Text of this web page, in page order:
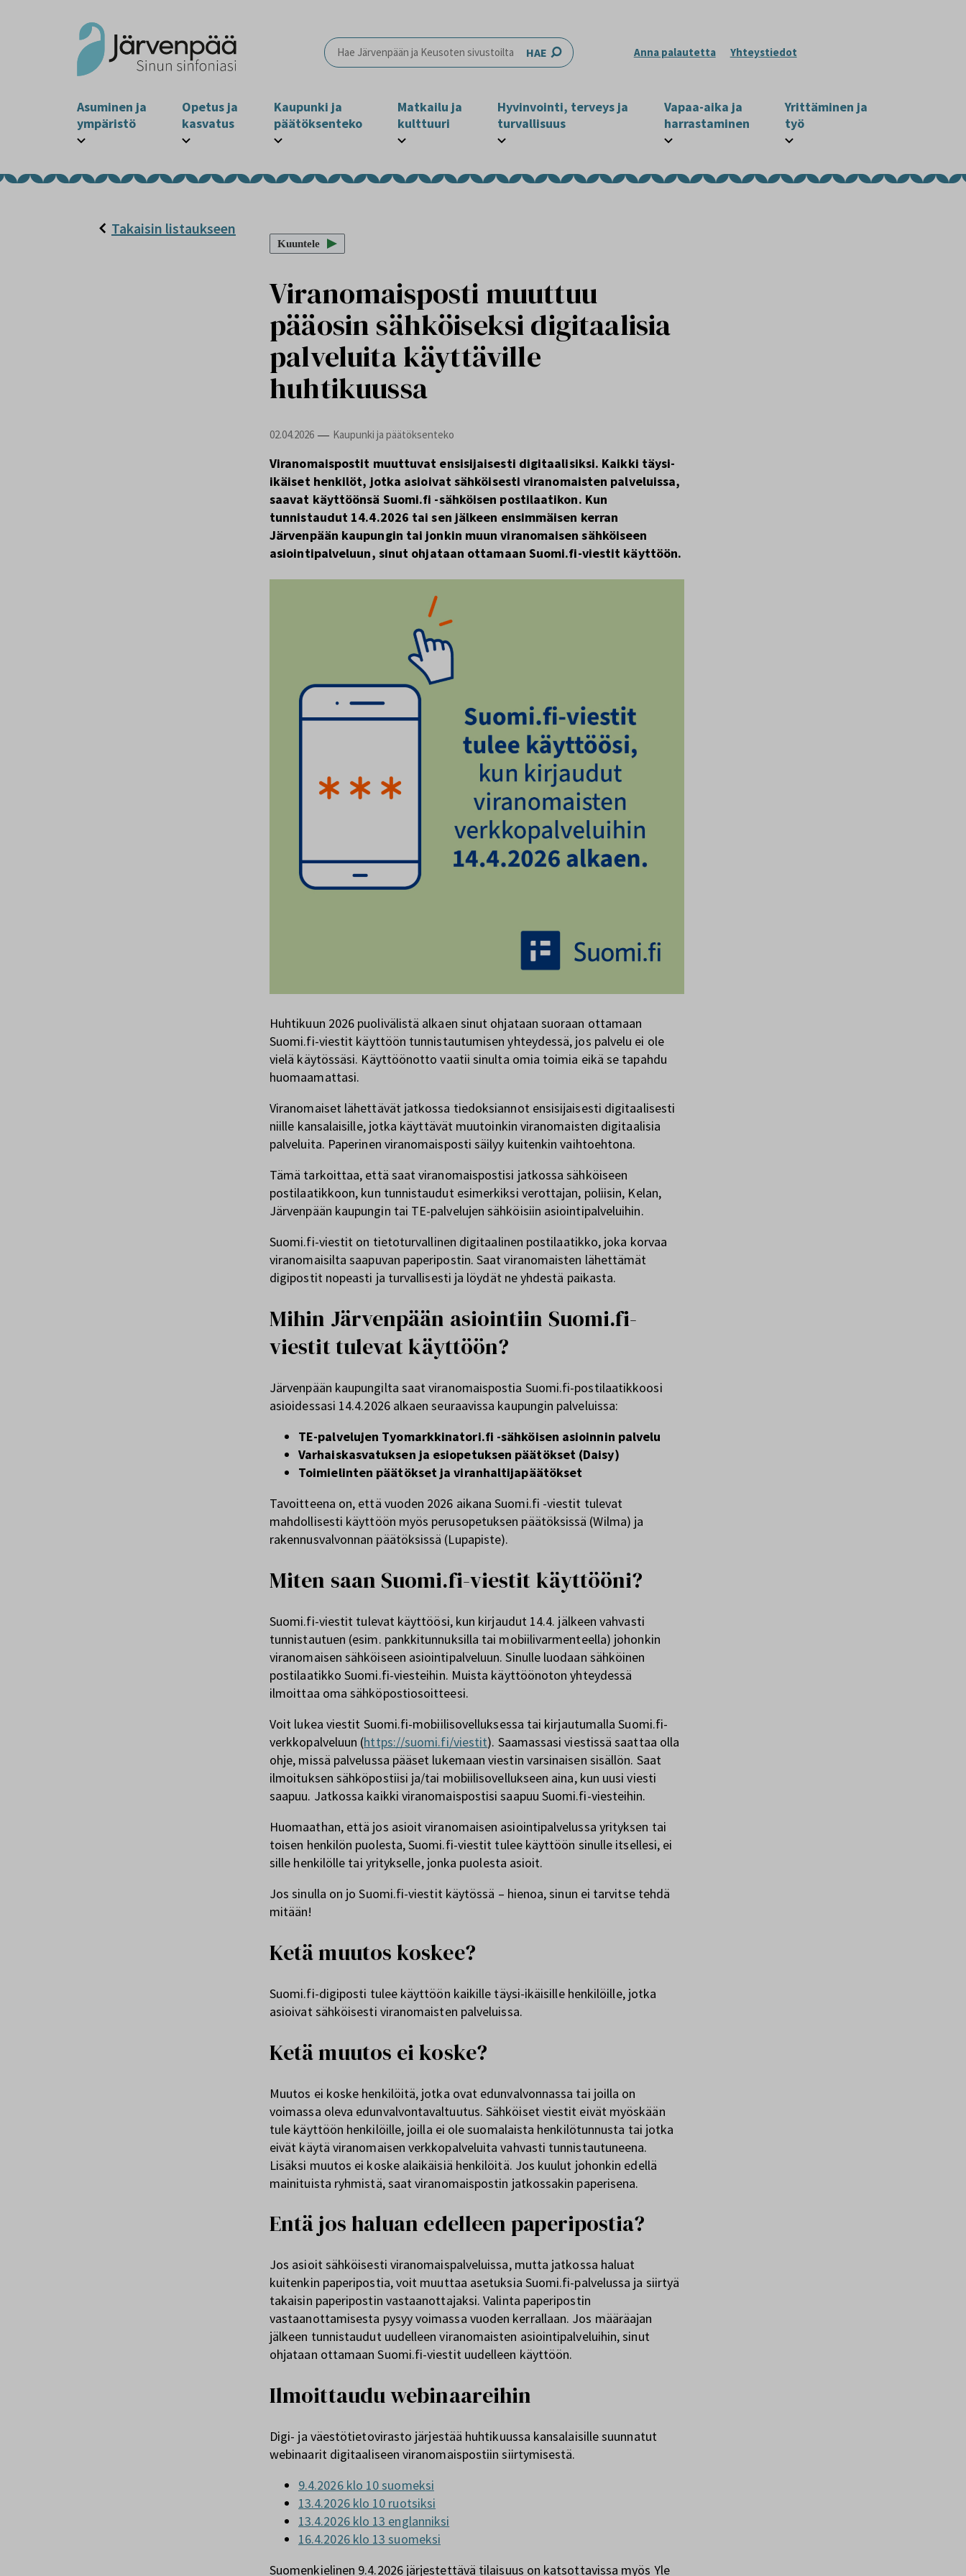
HAE Anna palautetta Yhteystiedot
Asuminen ja
ympäristö
Opetus ja
kasvatus
Kaupunki ja
päätöksenteko
Matkailu ja
kulttuuri
Hyvinvointi, terveys ja
turvallisuus
Vapaa-aika ja
harrastaminen
Yrittäminen ja
työ
Takaisin listaukseen
Kuuntele
Viranomaisposti muuttuu
pääosin sähköiseksi digitaalisia
palveluita käyttäville
huhtikuussa
02.04.2026 — Kaupunki ja päätöksenteko
Viranomaispostit muuttuvat ensisijaisesti digitaalisiksi. Kaikki täysi-
ikäiset henkilöt, jotka asioivat sähköisesti viranomaisten palveluissa,
saavat käyttöönsä Suomi.fi -sähköisen postilaatikon. Kun
tunnistaudut 14.4.2026 tai sen jälkeen ensimmäisen kerran
Järvenpään kaupungin tai jonkin muun viranomaisen sähköiseen
asiointipalveluun, sinut ohjataan ottamaan Suomi.fi-viestit käyttöön.
Huhtikuun 2026 puolivälistä alkaen sinut ohjataan suoraan ottamaan
Suomi.fi-viestit käyttöön tunnistautumisen yhteydessä, jos palvelu ei ole
vielä käytössäsi. Käyttöönotto vaatii sinulta omia toimia eikä se tapahdu
huomaamattasi.
Viranomaiset lähettävät jatkossa tiedoksiannot ensisijaisesti digitaalisesti
niille kansalaisille, jotka käyttävät muutoinkin viranomaisten digitaalisia
palveluita. Paperinen viranomaisposti säilyy kuitenkin vaihtoehtona.
Tämä tarkoittaa, että saat viranomaispostisi jatkossa sähköiseen
postilaatikkoon, kun tunnistaudut esimerkiksi verottajan, poliisin, Kelan,
Järvenpään kaupungin tai TE-palvelujen sähköisiin asiointipalveluihin.
Suomi.fi-viestit on tietoturvallinen digitaalinen postilaatikko, joka korvaa
viranomaisilta saapuvan paperipostin. Saat viranomaisten lähettämät
digipostit nopeasti ja turvallisesti ja löydät ne yhdestä paikasta.
Mihin Järvenpään asiointiin Suomi.fi-
viestit tulevat käyttöön?
Järvenpään kaupungilta saat viranomaispostia Suomi.fi-postilaatikkoosi
asioidessasi 14.4.2026 alkaen seuraavissa kaupungin palveluissa:
TE-palvelujen Tyomarkkinatori.fi -sähköisen asioinnin palvelu
Varhaiskasvatuksen ja esiopetuksen päätökset (Daisy)
Toimielinten päätökset ja viranhaltijapäätökset
Tavoitteena on, että vuoden 2026 aikana Suomi.fi -viestit tulevat
mahdollisesti käyttöön myös perusopetuksen päätöksissä (Wilma) ja
rakennusvalvonnan päätöksissä (Lupapiste).
Miten saan Suomi.fi-viestit käyttööni?
Suomi.fi-viestit tulevat käyttöösi, kun kirjaudut 14.4. jälkeen vahvasti
tunnistautuen (esim. pankkitunnuksilla tai mobiilivarmenteella) johonkin
viranomaisen sähköiseen asiointipalveluun. Sinulle luodaan sähköinen
postilaatikko Suomi.fi-viesteihin. Muista käyttöönoton yhteydessä
ilmoittaa oma sähköpostiosoitteesi.
Voit lukea viestit Suomi.fi-mobiilisovelluksessa tai kirjautumalla Suomi.fi-
verkkopalveluun (https://suomi.fi/viestit). Saamassasi viestissä saattaa olla
ohje, missä palvelussa pääset lukemaan viestin varsinaisen sisällön. Saat
ilmoituksen sähköpostiisi ja/tai mobiilisovellukseen aina, kun uusi viesti
saapuu. Jatkossa kaikki viranomaispostisi saapuu Suomi.fi-viesteihin.
Huomaathan, että jos asioit viranomaisen asiointipalvelussa yrityksen tai
toisen henkilön puolesta, Suomi.fi-viestit tulee käyttöön sinulle itsellesi, ei
sille henkilölle tai yritykselle, jonka puolesta asioit.
Jos sinulla on jo Suomi.fi-viestit käytössä – hienoa, sinun ei tarvitse tehdä
mitään!
Ketä muutos koskee?
Suomi.fi-digiposti tulee käyttöön kaikille täysi-ikäisille henkilöille, jotka
asioivat sähköisesti viranomaisten palveluissa.
Ketä muutos ei koske?
Muutos ei koske henkilöitä, jotka ovat edunvalvonnassa tai joilla on
voimassa oleva edunvalvontavaltuutus. Sähköiset viestit eivät myöskään
tule käyttöön henkilöille, joilla ei ole suomalaista henkilötunnusta tai jotka
eivät käytä viranomaisen verkkopalveluita vahvasti tunnistautuneena.
Lisäksi muutos ei koske alaikäisiä henkilöitä. Jos kuulut johonkin edellä
mainituista ryhmistä, saat viranomaispostin jatkossakin paperisena.
Entä jos haluan edelleen paperipostia?
Jos asioit sähköisesti viranomaispalveluissa, mutta jatkossa haluat
kuitenkin paperipostia, voit muuttaa asetuksia Suomi.fi-palvelussa ja siirtyä
takaisin paperipostin vastaanottajaksi. Valinta paperipostin
vastaanottamisesta pysyy voimassa vuoden kerrallaan. Jos määräajan
jälkeen tunnistaudut uudelleen viranomaisten asiointipalveluihin, sinut
ohjataan ottamaan Suomi.fi-viestit uudelleen käyttöön.
Ilmoittaudu webinaareihin
Digi- ja väestötietovirasto järjestää huhtikuussa kansalaisille suunnatut
webinaarit digitaaliseen viranomaispostiin siirtymisestä.
9.4.2026 klo 10 suomeksi
13.4.2026 klo 10 ruotsiksi
13.4.2026 klo 13 englanniksi
16.4.2026 klo 13 suomeksi
Suomenkielinen 9.4.2026 järjestettävä tilaisuus on katsottavissa myös Yle